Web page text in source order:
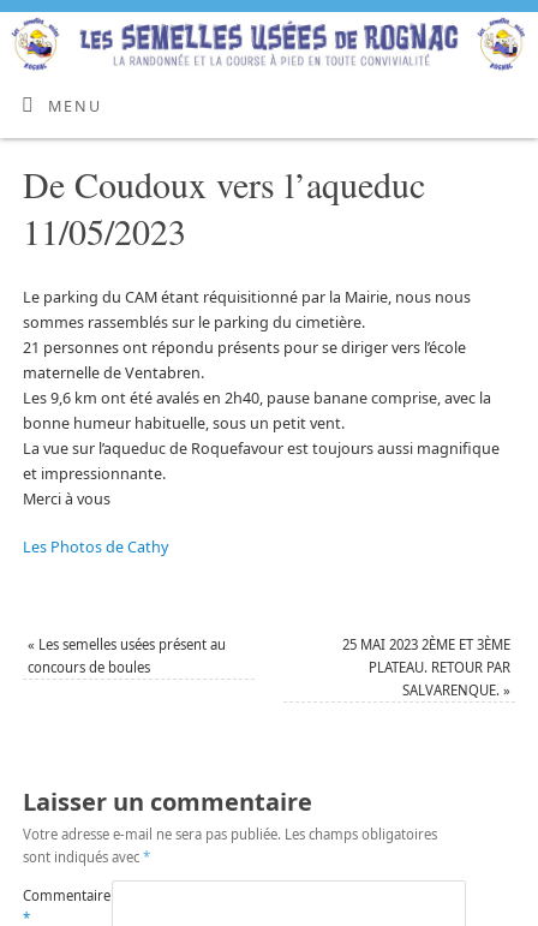
MENU
De Coudoux vers l’aqueduc
11/05/2023
Le parking du CAM étant réquisitionné par la Mairie, nous nous
sommes rassemblés sur le parking du cimetière.
21 personnes ont répondu présents pour se diriger vers l’école
maternelle de Ventabren.
Les 9,6 km ont été avalés en 2h40, pause banane comprise, avec la
bonne humeur habituelle, sous un petit vent.
La vue sur l’aqueduc de Roquefavour est toujours aussi magnifique
et impressionnante.
Merci à vous
Les Photos de Cathy
« Les semelles usées présent au
concours de boules
25 MAI 2023 2ÈME ET 3ÈME
PLATEAU. RETOUR PAR
SALVARENQUE.»
Laisser un commentaire
Votre adresse e-mail ne sera pas publiée. Les champs obligatoires
sont indiqués avec *
Commentaire
*